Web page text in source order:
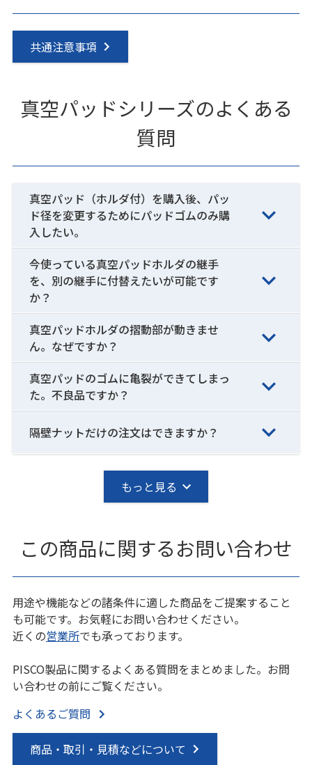
共通注意事項
真空パッドシリーズのよくある
質問
真空パッド（ホルダ付）を購入後、パッ
ド径を変更するためにパッドゴムのみ購
入したい。
今使っている真空パッドホルダの継手
を、別の継手に付替えたいが可能です
か？
真空パッドホルダの摺動部が動きませ
ん。なぜですか？
真空パッドのゴムに亀裂ができてしまっ
た。不良品ですか？
隔壁ナットだけの注文はできますか？
もっと見る
この商品に関するお問い合わせ
用途や機能などの諸条件に適した商品をご提案すること
も可能です。お気軽にお問い合わせください。
近くの営業所でも承っております。
PISCO製品に関するよくある質問をまとめました。お問
い合わせの前にご覧ください。
よくあるご質問
商品・取引・見積などについて